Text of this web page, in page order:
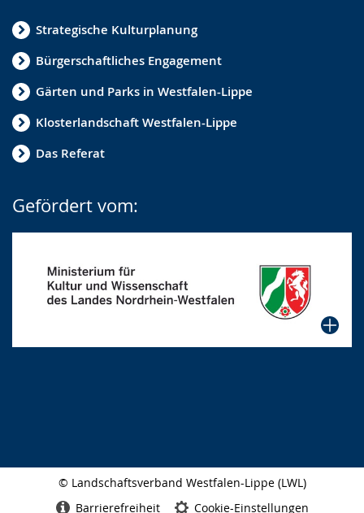
Strategische Kulturplanung
Bürgerschaftliches Engagement
Gärten und Parks in Westfalen-Lippe
Klosterlandschaft Westfalen-Lippe
Das Referat
Gefördert vom:
© Landschaftsverband Westfalen-Lippe (LWL)
Barrierefreiheit Cookie-Einstellungen